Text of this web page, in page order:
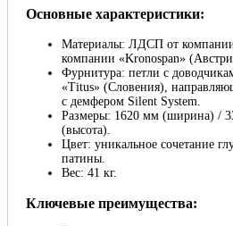
Основные характеристики:
Материалы: ЛДСП от
компании «Kronospan»
Фурнитура: петли с
«Titus» (Словения),
с демфером Silent System.
Размеры: 1620 мм (ширина) /
(высота).
Цвет: уникальное сочетание
патины.
Вес: 41 кг.
Ключевые преимущества: